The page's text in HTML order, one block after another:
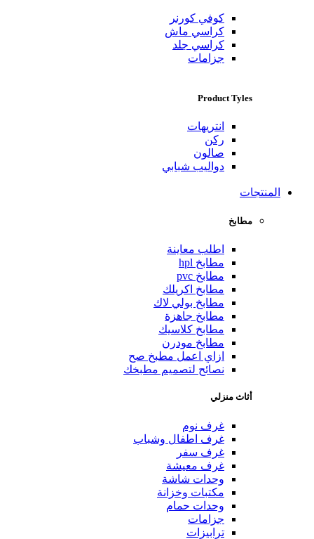
كوفي كورنر
كراسي ماش
كراسي جلد
جزامات
Product Tyles
انتريهات
ركن
صالون
دواليب شبابي
المنتجات
مطابخ
اطلب معاينة
مطابخ hpl
مطابخ pvc
مطابخ اكريلك
مطابخ بولي لاك
مطابخ جاهزة
مطابخ كلاسيك
مطابخ مودرن
ازاي اعمل مطبخ صح
نصائح لتصميم مطبخك
أثاث منزلي
غرف نوم
غرف اطفال وشباب
غرف سفر
غرف معيشة
وحدات شاشة
مكتبات وخزانة
وحدات حمام
جزامات
ترابيزات